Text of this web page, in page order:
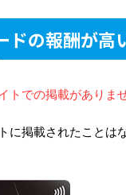
の報酬が高
トでの掲載がありま
に掲載されたことは